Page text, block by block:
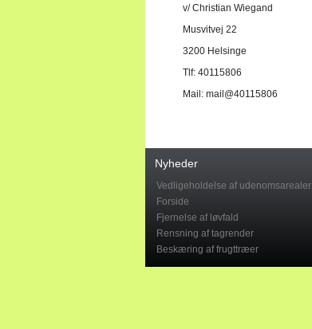
v/ Christian Wiegand
Musvitvej 22
3200 Helsinge
Tlf: 40115806
Mail: mail@40115806
Nyheder
Vedligeholdelse af udenomsarealer
Forside
Fjernelse af løvfald
Rensning af tagrender
Beskæring af frugttræer